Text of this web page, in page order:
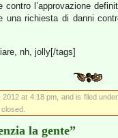
l’approvazione
una richiesta di danni
nh, jolly[/tags]
at 4:18 pm, and is filed
la gente”